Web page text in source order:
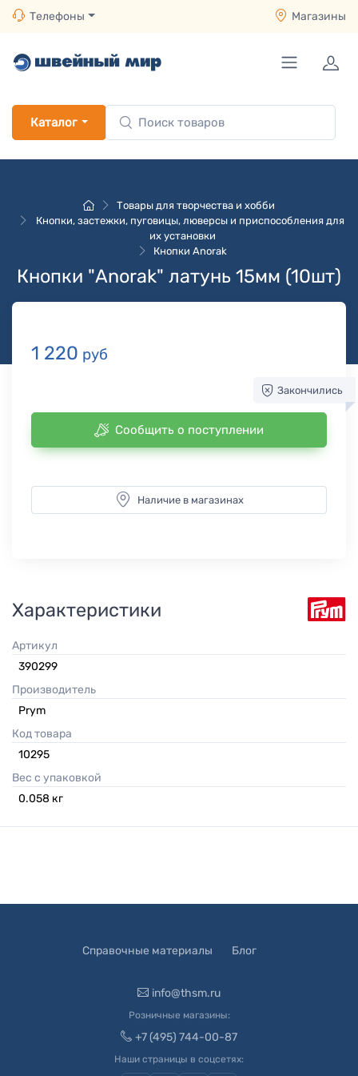
Телефоны Магазины
Каталог
Товары для творчества и хобби
Кнопки, застежки, пуговицы, люверсы и приспособления для
их установки
Кнопки Anorak
Кнопки "Anorak" латунь 15мм (10шт)
1 220 руб
Закончились
Сообщить о поступлении
Наличие в магазинах
Характеристики
Артикул
390299
Производитель
Prym
Код товара
10295
Вес с упаковкой
0.058 кг
Справочные материалы Блог
info@thsm.ru
Розничные магазины:
+7 (495) 744-00-87
Наши страницы в соцсетях: